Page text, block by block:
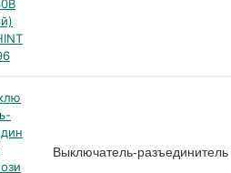
Выключатель-